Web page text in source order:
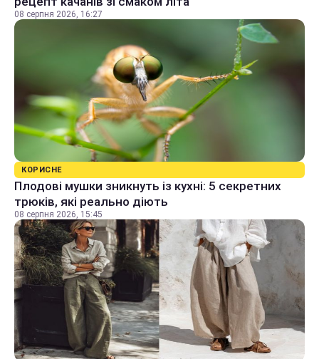
08 серпня 2026, 16:27
КОРИСНЕ
Плодові мушки зникнуть із кухні: 5 секретних
трюків, які реально діють
08 серпня 2026, 15:45